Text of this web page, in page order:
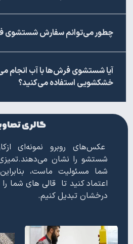
چطور می‌توانم سفارش شستشوی
آیا شستشوی فرش‌ها با آب انجام
خشکشویی استفاده می‌کنید؟
گالری
عکس‌های روبرو نمونه‌ای
شستشو را نشان
شما مسئولیت ماست،
اعتماد کنید تا قالی های شما
درخشان تبدیل کنیم.